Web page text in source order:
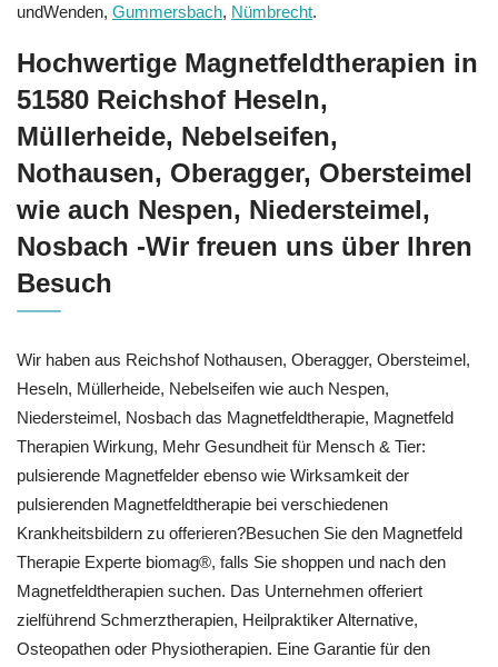
undWenden, Gummersbach, Nümbrecht.
Hochwertige Magnetfeldtherapien in
51580 Reichshof Heseln,
Müllerheide, Nebelseifen,
Nothausen, Oberagger, Obersteimel
wie auch Nespen, Niedersteimel,
Nosbach -Wir freuen uns über Ihren
Besuch
Wir haben aus Reichshof Nothausen, Oberagger, Obersteimel,
Heseln, Müllerheide, Nebelseifen wie auch Nespen,
Niedersteimel, Nosbach das Magnetfeldtherapie, Magnetfeld
Therapien Wirkung, Mehr Gesundheit für Mensch & Tier:
pulsierende Magnetfelder ebenso wie Wirksamkeit der
pulsierenden Magnetfeldtherapie bei verschiedenen
Krankheitsbildern zu offerieren?Besuchen Sie den Magnetfeld
Therapie Experte biomag®, falls Sie shoppen und nach den
Magnetfeldtherapien suchen. Das Unternehmen offeriert
zielführend Schmerztherapien, Heilpraktiker Alternative,
Osteopathen oder Physiotherapien. Eine Garantie für den